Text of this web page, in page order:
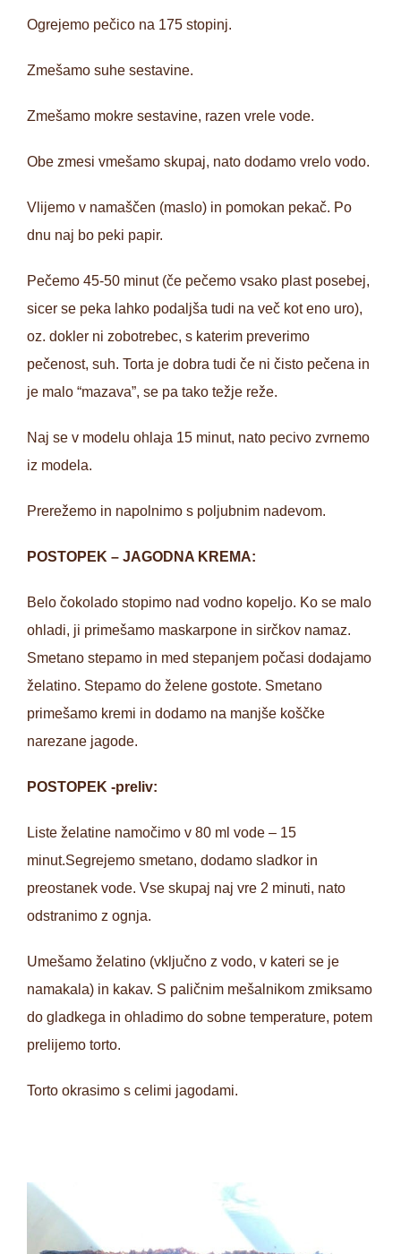
Ogrejemo pečico na 175 stopinj.
Zmešamo suhe sestavine.
Zmešamo mokre sestavine, razen vrele vode.
Obe zmesi vmešamo skupaj, nato dodamo vrelo vodo.
Vlijemo v namaščen (maslo) in pomokan pekač. Po
dnu naj bo peki papir.
Pečemo 45-50 minut (če pečemo vsako plast posebej,
sicer se peka lahko podaljša tudi na več kot eno uro),
oz. dokler ni zobotrebec, s katerim preverimo
pečenost, suh. Torta je dobra tudi če ni čisto pečena in
je malo “mazava”, se pa tako težje reže.
Naj se v modelu ohlaja 15 minut, nato pecivo zvrnemo
iz modela.
Prerežemo in napolnimo s poljubnim nadevom.
POSTOPEK – JAGODNA KREMA:
Belo čokolado stopimo nad vodno kopeljo. Ko se malo
ohladi, ji primešamo maskarpone in sirčkov namaz.
Smetano stepamo in med stepanjem počasi dodajamo
želatino. Stepamo do želene gostote. Smetano
primešamo kremi in dodamo na manjše koščke
narezane jagode.
POSTOPEK -preliv:
Liste želatine namočimo v 80 ml vode – 15
minut.Segrejemo smetano, dodamo sladkor in
preostanek vode. Vse skupaj naj vre 2 minuti, nato
odstranimo z ognja.
Umešamo želatino (vključno z vodo, v kateri se je
namakala) in kakav. S paličnim mešalnikom zmiksamo
do gladkega in ohladimo do sobne temperature, potem
prelijemo torto.
Torto okrasimo s celimi jagodami.